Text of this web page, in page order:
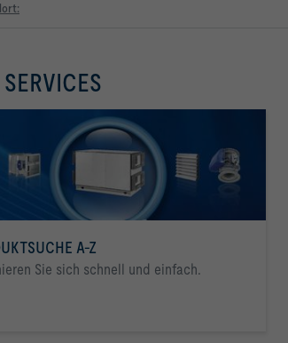
A-Z
Sie sich schnell und einfach.